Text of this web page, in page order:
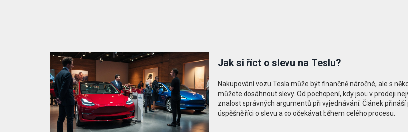
Jak si říct o slevu na Teslu?
Nakupování vozu Tesla může být finančně náročné, ale s
můžete dosáhnout slevy. Od pochopení, kdy jsou v prodeji
znalost správných argumentů při vyjednávání. Článek přináší
úspěšně říci o slevu a co očekávat během celého procesu.